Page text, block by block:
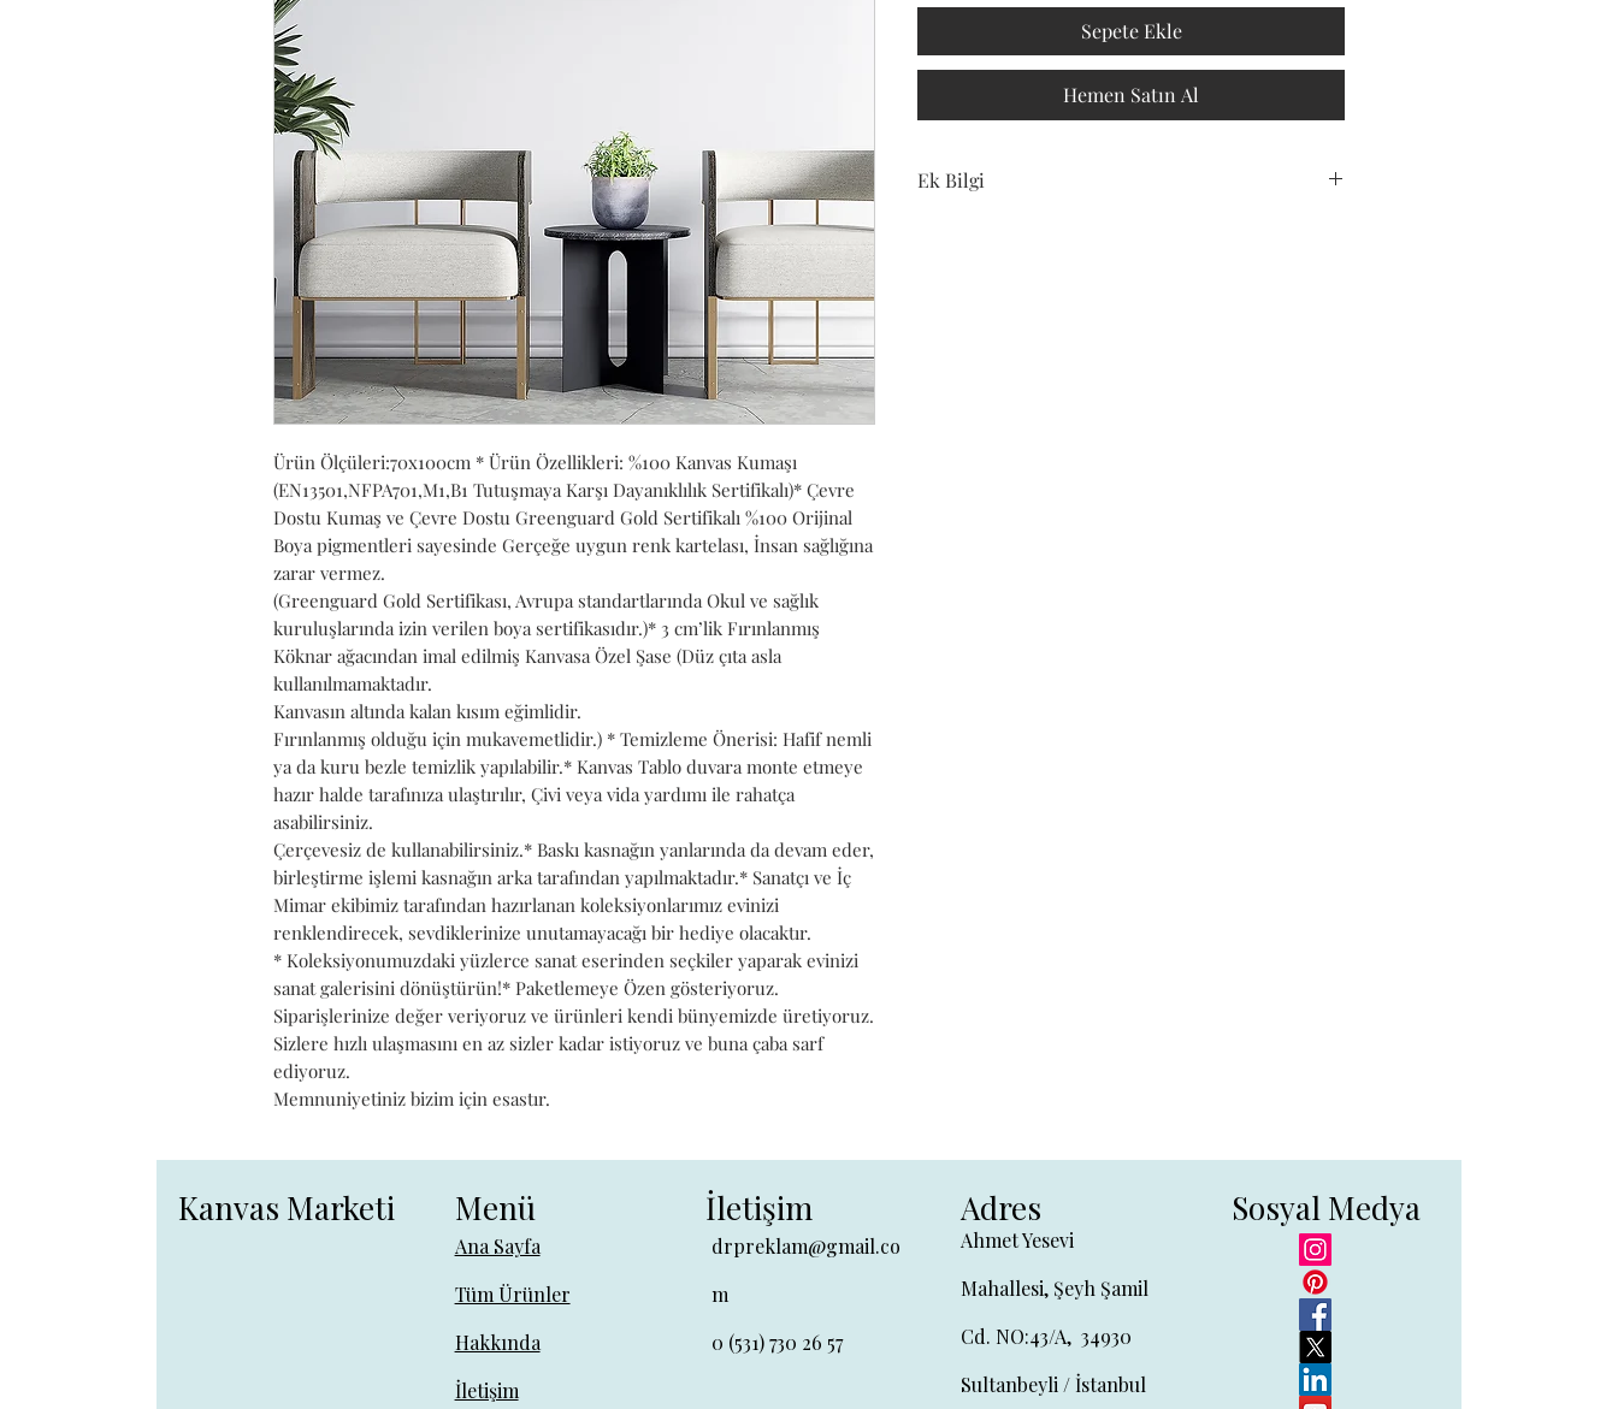
Ürün Ölçüleri:70x100cm * Ürün Özellikleri: %100 Kanvas Kumaşı
(EN13501,NFPA701,M1,B1 Tutuşmaya Karşı Dayanıklılık Sertifikalı)* Çevre
Dostu Kumaş ve Çevre Dostu Greenguard Gold Sertifikalı %100 Orijinal
Boya pigmentleri sayesinde Gerçeğe uygun renk kartelası, İnsan sağlığına
zarar vermez.
(Greenguard Gold Sertifikası, Avrupa standartlarında Okul ve sağlık
kuruluşlarında izin verilen boya sertifikasıdır.)* 3 cm’lik Fırınlanmış
Köknar ağacından imal edilmiş Kanvasa Özel Şase (Düz çıta asla
kullanılmamaktadır.
Kanvasın altında kalan kısım eğimlidir.
Fırınlanmış olduğu için mukavemetlidir.) * Temizleme Önerisi: Hafif nemli
ya da kuru bezle temizlik yapılabilir.* Kanvas Tablo duvara monte etmeye
hazır halde tarafınıza ulaştırılır, Çivi veya vida yardımı ile rahatça
asabilirsiniz.
Çerçevesiz de kullanabilirsiniz.* Baskı kasnağın yanlarında da devam eder,
birleştirme işlemi kasnağın arka tarafından yapılmaktadır.* Sanatçı ve İç
Mimar ekibimiz tarafından hazırlanan koleksiyonlarımız evinizi
renklendirecek, sevdiklerinize unutamayacağı bir hediye olacaktır.
* Koleksiyonumuzdaki yüzlerce sanat eserinden seçkiler yaparak evinizi
sanat galerisini dönüştürün!* Paketlemeye Özen gösteriyoruz.
Siparişlerinize değer veriyoruz ve ürünleri kendi bünyemizde üretiyoruz.
Sizlere hızlı ulaşmasını en az sizler kadar istiyoruz ve buna çaba sarf
ediyoruz.
Memnuniyetiniz bizim için esastır.
Sepete Ekle
Hemen Satın Al
Ek Bilgi
Kanvas Marketi Menü
Ana Sayfa
Tüm Ürünler
Hakkında
İletişim
İletişim
drpreklam@gmail.co
m
0 (531) 730 26 57
Adres
Ahmet Yesevi
Mahallesi, Şeyh Şamil
Cd. NO:43/A, 34930
Sultanbeyli / İstanbul
Sosyal Medya